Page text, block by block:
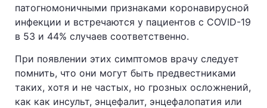
патогномоничными признаками коронавирусной
инфекции и встречаются у пациентов с COVID-19
в 53 и 44% случаев соответственно.
При появлении этих симптомов врачу следует
помнить, что они могут быть предвестниками
таких, хотя и не частых, но грозных осложнений,
как как инсульт, энцефалит, энцефалопатия или